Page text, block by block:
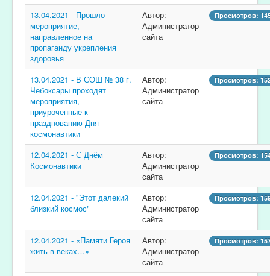
13.04.2021 - Прошло
мероприятие,
направленное на
пропаганду укрепления
здоровья
Автор:
Администратор
сайта
Просмотров:
13.04.2021 - В СОШ № 38 г.
Чебоксары проходят
мероприятия,
приуроченные к
празднованию Дня
космонавтики
Автор:
Администратор
сайта
Просмотров:
12.04.2021 - С Днём
Космонавтики
Автор:
Администратор
сайта
Просмотров:
12.04.2021 - "Этот далекий
близкий космос"
Автор:
Администратор
сайта
Просмотров:
12.04.2021 - «Памяти Героя
жить в веках…»
Автор:
Администратор
сайта
Просмотров: